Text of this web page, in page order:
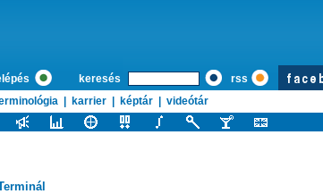
keresés
rss
karrier képtár videótár